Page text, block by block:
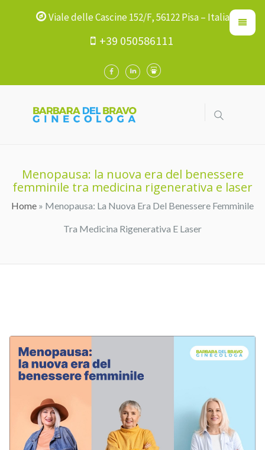
Viale delle Cascine 152/F, 56122 Pisa – Italia
+39 050586111
Menopausa: la nuova era del benessere
femminile tra medicina rigenerativa e laser
Tu Sei Qui
Home » Menopausa: La Nuova Era Del Benessere Femminile
Tra Medicina Rigenerativa E Laser